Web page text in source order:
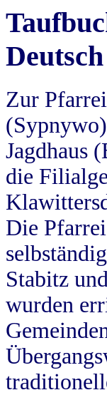
Zur
Jagdhaus
die
Die
Stabitz
wurden